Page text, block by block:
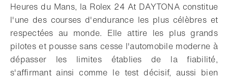
Heures du Mans, la Rolex 24 At DAYTONA constitue
l'une des courses d'endurance les plus célèbres et
respectées au monde. Elle attire les plus grands
pilotes et pousse sans cesse l'automobile moderne à
dépasser les limites établies de la fiabilité,
s'affirmant ainsi comme le test décisif, aussi bien